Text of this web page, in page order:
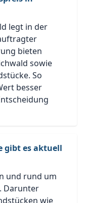
legt in der
bieten
sowie
So
besser
gibt es aktuell
und rund um
Darunter
wie